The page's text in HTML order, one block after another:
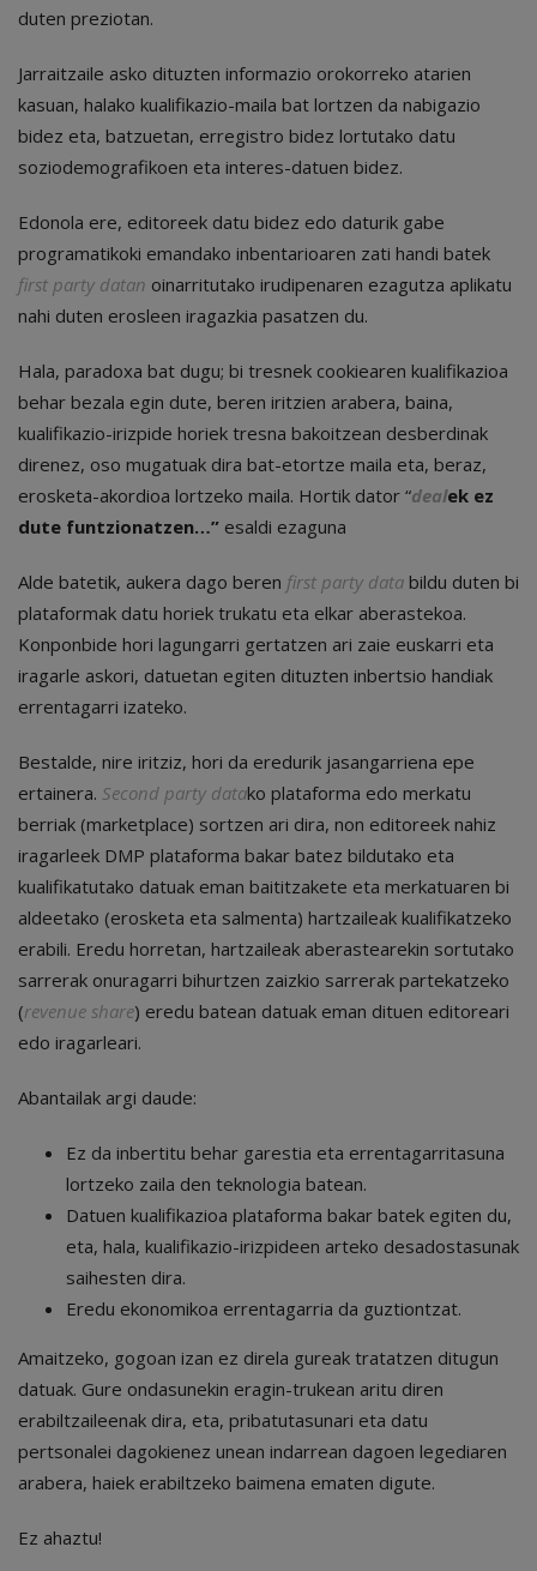
duten preziotan.
Jarraitzaile asko dituzten informazio orokorreko atarien
kasuan, halako kualifikazio-maila bat lortzen da nabigazio
bidez eta, batzuetan, erregistro bidez lortutako datu
soziodemografikoen eta interes-datuen bidez.
Edonola ere, editoreek datu bidez edo daturik gabe
programatikoki emandako inbentarioaren zati handi batek
first party datan oinarritutako irudipenaren ezagutza aplikatu
nahi duten erosleen iragazkia pasatzen du.
Hala, paradoxa bat dugu; bi tresnek cookiearen kualifikazioa
behar bezala egin dute, beren iritzien arabera, baina,
kualifikazio-irizpide horiek tresna bakoitzean desberdinak
direnez, oso mugatuak dira bat-etortze maila eta, beraz,
erosketa-akordioa lortzeko maila. Hortik dator “dealek ez
dute funtzionatzen…” esaldi ezaguna
Alde batetik, aukera dago beren first party data bildu duten bi
plataformak datu horiek trukatu eta elkar aberastekoa.
Konponbide hori lagungarri gertatzen ari zaie euskarri eta
iragarle askori, datuetan egiten dituzten inbertsio handiak
errentagarri izateko.
Bestalde, nire iritziz, hori da eredurik jasangarriena epe
ertainera. Second party datako plataforma edo merkatu
berriak (marketplace) sortzen ari dira, non editoreek nahiz
iragarleek DMP plataforma bakar batez bildutako eta
kualifikatutako datuak eman baititzakete eta merkatuaren bi
aldeetako (erosketa eta salmenta) hartzaileak kualifikatzeko
erabili. Eredu horretan, hartzaileak aberastearekin sortutako
sarrerak onuragarri bihurtzen zaizkio sarrerak partekatzeko
(revenue share) eredu batean datuak eman dituen editoreari
edo iragarleari.
Abantailak argi daude:
Ez da inbertitu behar garestia eta errentagarritasuna
lortzeko zaila den teknologia batean.
Datuen kualifikazioa plataforma bakar batek egiten du,
eta, hala, kualifikazio-irizpideen arteko desadostasunak
saihesten dira.
Eredu ekonomikoa errentagarria da guztiontzat.
Amaitzeko, gogoan izan ez direla gureak tratatzen ditugun
datuak. Gure ondasunekin eragin-trukean aritu diren
erabiltzaileenak dira, eta, pribatutasunari eta datu
pertsonalei dagokienez unean indarrean dagoen legediaren
arabera, haiek erabiltzeko baimena ematen digute.
Ez ahaztu!